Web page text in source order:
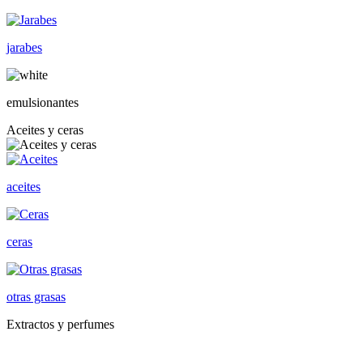
jarabes
emulsionantes
Aceites y ceras
aceites
ceras
otras grasas
Extractos y perfumes